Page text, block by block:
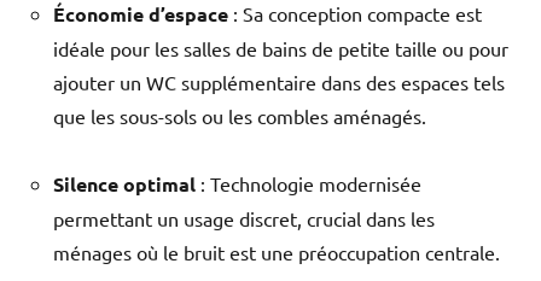
Économie d’espace : Sa conception compacte est
idéale pour les salles de bains de petite taille ou pour
ajouter un WC supplémentaire dans des espaces tels
que les sous-sols ou les combles aménagés.
Silence optimal : Technologie modernisée
permettant un usage discret, crucial dans les
ménages où le bruit est une préoccupation centrale.